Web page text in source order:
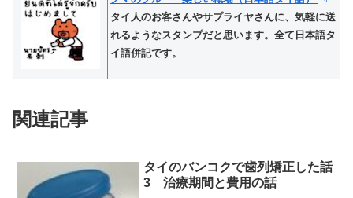
タイ人のお客さんやサプライヤさんに、気軽に送
れるようなスタンプだと思います。全て日本語タ
イ語併記です。
関連記事
タイのバンコクで歯列矯正した話
3 治療期間と費用の話